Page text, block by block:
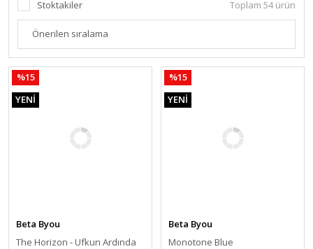
Stoktakiler Toplam 54 ürün
%15
YENİ
Beta Byou
The Horizon - Ufkun Ardında
%15
YENİ
Beta Byou
Monotone Blue